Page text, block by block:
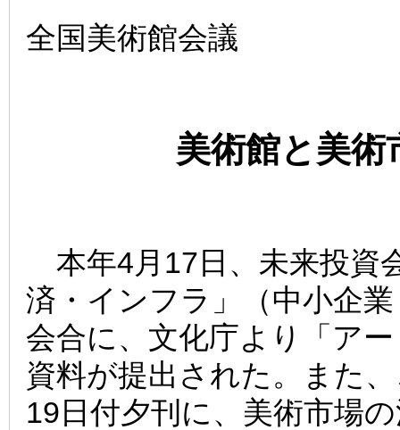
全国美術館会議
美術館と美
本年4月17日、未来投資
済・インフラ」（中小企
会合に、文化庁より「ア
資料が提出された。また
19日付夕刊に、美術市場